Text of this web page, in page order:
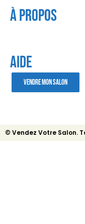
À Propos
AIDE
VENDRE MON SALON
© Vendez Votre Salon.